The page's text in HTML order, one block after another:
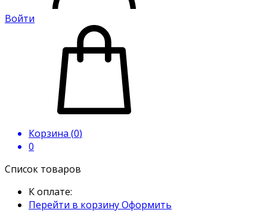
Войти
Корзина (0)
0
Список товаров
К оплате:
Перейти в корзинуОформить